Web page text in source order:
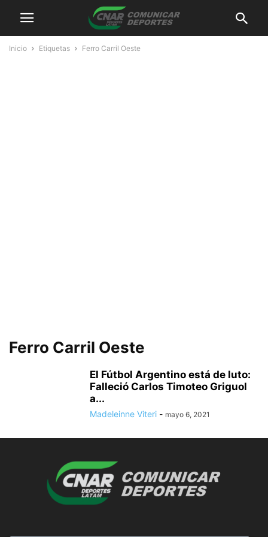
Inicio Etiquetas Ferro Carril Oeste
Ferro Carril Oeste
El Fútbol Argentino está de luto:
Falleció Carlos Timoteo Griguol
a...
Madeleinne Viteri - mayo 6, 2021